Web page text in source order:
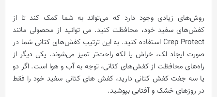
روش‌های زیادی وجود دارد که می‌تواند به شما کمک کند تا از
کفش‌های سفید خود، محافظت کنید. می توانید از محصولی مانند
Crep Protect استفاده کنید. به این ترتیب کفش‌های کتانی شما در
صورت ایجاد لک، خراش یا لکه راحت‌تر تمیز می‌شوند. یکی دیگر از
راه‌های محافظت از کفش‌های کتانی، توجه به آب و هوا است. اگر دو
یا سه جفت کفش کتانی دارید، کفش های کتانی سفید خود را فقط
در روزهای خشک و آفتابی بپوشید.